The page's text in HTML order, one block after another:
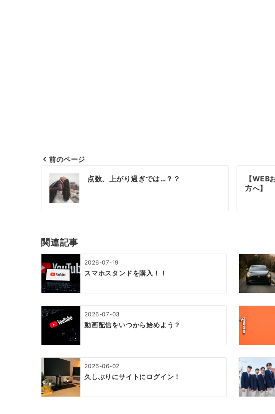
投
稿
ナ
ゲ
ー
シ
ョ
ン
前のページ
点数、上がり過ぎでは…？？
【WEB
方へ】
関連記事
2026-07-19
スマホスタンドを購入！！
2026-07-03
動画配信をいつから始めよう？
2026-06-02
久しぶりにサイトにログイン！